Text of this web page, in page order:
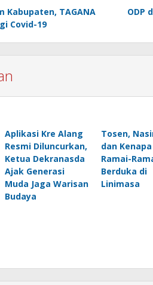
Kabupaten, TAGANA
Covid-19
ODP
Aplikasi Kre Alang
Resmi Diluncurkan,
Ketua Dekranasda
Ajak Generasi
Muda Jaga Warisan
Budaya
Tosen,
dan
Ramai-
Berduka di
Linimasa